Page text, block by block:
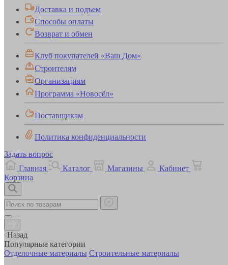
Доставка и подъем
Способы оплаты
Возврат и обмен
Клуб покупателей «Ваш Дом»
Строителям
Организациям
Программа «Новосёл»
Поставщикам
Политика конфиденциальности
Задать вопрос
Главная
Каталог Магазины
Кабинет
Корзина
Назад
Популярные категории
Отделочные материалы Строительные материалы